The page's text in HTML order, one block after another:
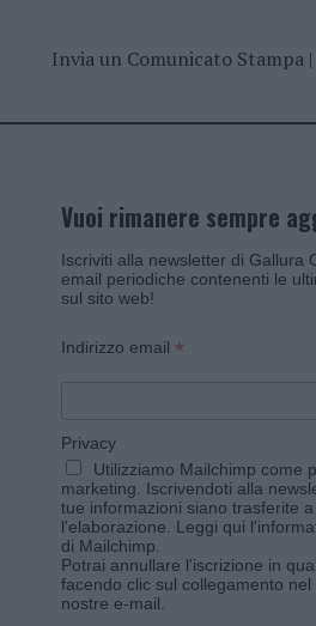
Invia un Comunicato Stampa|
Vuoi rimanere sempre
Iscriviti alla newsletter di Gallura
email periodiche contenenti le
sul sito web!
Indirizzo email *
Privacy
Utilizziamo Mailchimp come
marketing. Iscrivendoti alla
tue informazioni siano trasferite
l'elaborazione. Leggi qui
di Mailchimp
Potrai annullare l'iscrizione in
facendo clic sul collegamento
nostre e-mail.